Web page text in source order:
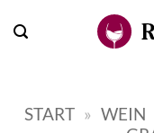
Inhalt
START » WEIN